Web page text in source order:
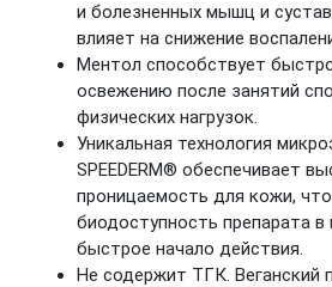
и болезненных мышц и
влияет на снижение
Ментол способствует
освежению после занятий
физических нагрузок.
Уникальная технология
SPEEDERM® обеспечивает
проницаемость для кожи,
биодоступность препарата в
быстрое начало действия.
Не содержит ТГК. Веганский